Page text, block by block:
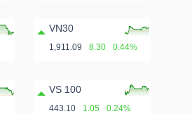
VN30
1,911.09 8.30 0.44%
VS 100
443.10 1.05 0.24%